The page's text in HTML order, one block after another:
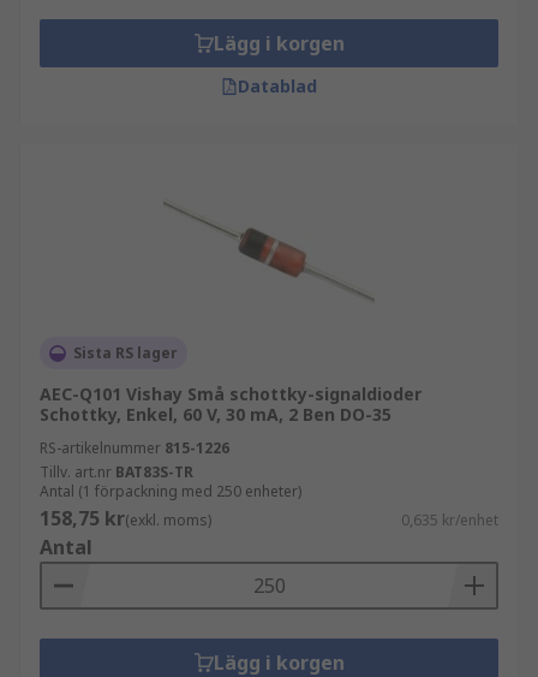
Lägg i korgen
Datablad
Sista RS lager
AEC-Q101 Vishay Små schottky-signaldioder
Schottky, Enkel, 60 V, 30 mA, 2 Ben DO-35
RS-artikelnummer 815-1226
Tillv. art.nr BAT83S-TR
Antal (1 förpackning med 250 enheter)
158,75 kr(exkl. moms) 0,635 kr/enhet
Antal
Lägg i korgen